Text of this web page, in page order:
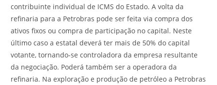
contribuinte individual de ICMS do Estado. A volta da
refinaria para a Petrobras pode ser feita via compra dos
ativos fixos ou compra de participação no capital. Neste
último caso a estatal deverá ter mais de 50% do capital
votante, tornando-se controladora da empresa resultante
da negociação. Poderá também ser a operadora da
refinaria. Na exploração e produção de petróleo a Petrobras